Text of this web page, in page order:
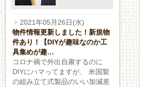
2021年05月26日(水)
物件情報更新しました！新規物
件あり！【DIYが趣味なのか工
具集めが趣…
コロナ禍で外出自粛するのに
DIYにハマってますが、 米国製
の組み立て式製品のいい加減差